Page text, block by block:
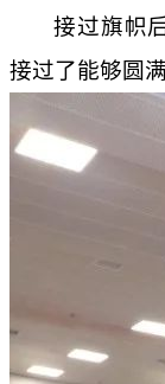
接过旗帜
接过了能够圆